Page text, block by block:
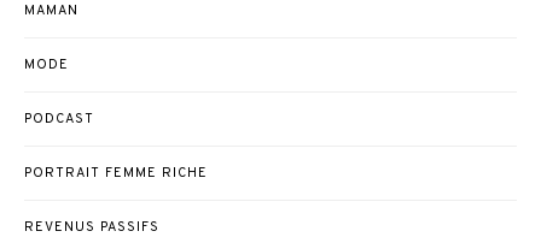
MAMAN
MODE
PODCAST
PORTRAIT FEMME RICHE
REVENUS PASSIFS